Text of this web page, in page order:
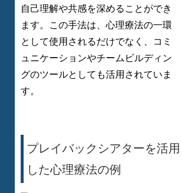
自己理解や共感を深めることができ
ます。この手法は、心理療法の一環
として使用されるだけでなく、コミ
ュニケーションやチームビルディン
グのツールとしても活用されていま
す。
プレイバックシアターを活用
した心理療法の例